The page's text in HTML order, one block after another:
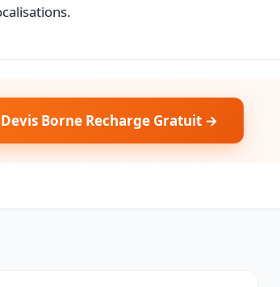
Borne Recharge Gratuit →